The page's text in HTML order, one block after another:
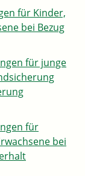
für Kinder,
bei Bezug
für junge
für
bei